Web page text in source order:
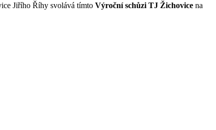
Jiřího Říhy svolává tímto Výroční schůzi TJ Žichovice na